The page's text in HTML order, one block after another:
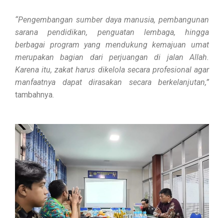
“Pengembangan sumber daya manusia, pembangunan
sarana pendidikan, penguatan lembaga, hingga
berbagai program yang mendukung kemajuan umat
merupakan bagian dari perjuangan di jalan Allah.
Karena itu, zakat harus dikelola secara profesional agar
manfaatnya dapat dirasakan secara berkelanjutan,”
tambahnya.